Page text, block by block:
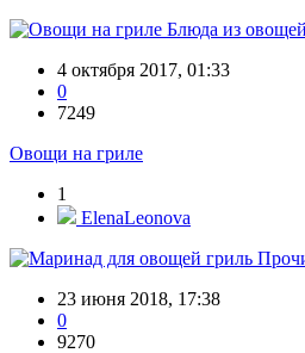
Блюда из
4 октября 2017, 01:33
0
7249
Овощи на гриле
1
ElenaLeonova
23 июня 2018, 17:38
0
9270